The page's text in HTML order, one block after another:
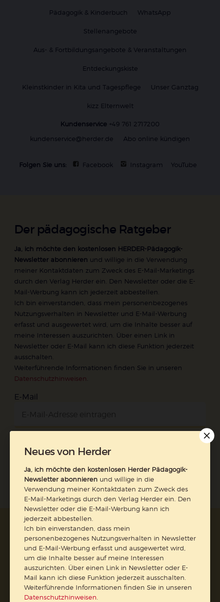
Pädagogik & Kinderbuch WhatsApp
Stellenangebote
Aus- & Fortbildungsangebote & Veranstaltungen
Entdeckungskiste
Kleinstkinder in Kita und Tagespflege Unser Ganztag
kizz Elternwelt
Kundenservice +49 761 2717200
kundenservice@herder.de
Abo online kündigen
Folgen Sie uns: Facebook Instagram YouTube
Der pädagogische Ratgeber
Ja, ich möchte den kostenlosen HERDER-Pädagogik-
Newsletter abonnieren und willige in die Verwendung
meiner Kontaktdaten zum Zweck des E-Mail-Marketings
durch den Verlag Herder ein. Den Newsletter oder die E-
Mail-Werbung kann ich jederzeit abbestellen.
Ich bin einverstanden, dass mein personenbezogenes
Nutzungsverhalten in Newsletter und E-Mail-Werbung
erfasst und ausgewertet wird, um die Inhalte besser auf
meine Interessen auszurichten. Über einen Link in
Newsletter oder E-Mail kann ich diese Funktion jederzeit
ausschalten.
Weiterführende Informationen finden Sie in unseren
Datenschutzhinweisen.
E-Mail
AGB und Widerrufsbelehrung
Barrierefreiheit
Impressum
Vertrag widerrufen
Abo online kündigen
Neues von Herder
Ja, ich möchte den kostenlosen Herder Pädagogik-
Newsletter abonnieren und willige in die
Verwendung meiner Kontaktdaten zum Zweck des
E-Mail-Marketings durch den Verlag Herder ein. Den
Newsletter oder die E-Mail-Werbung kann ich
jederzeit abbestellen.
Ich bin einverstanden, dass mein
personenbezogenes Nutzungsverhalten in Newsletter
und E-Mail-Werbung erfasst und ausgewertet wird,
um die Inhalte besser auf meine Interessen
auszurichten. Über einen Link in Newsletter oder E-
Mail kann ich diese Funktion jederzeit ausschalten.
Weiterführende Informationen finden Sie in unseren
Datenschutzhinweisen